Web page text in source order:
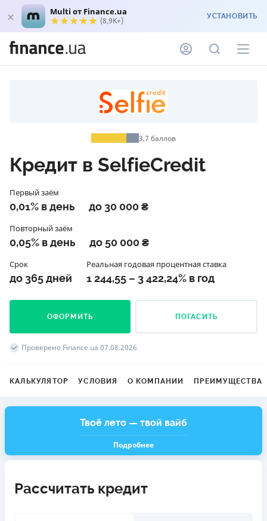
Multi от Finance.ua
(8,9K+) УСТАНОВИТЬ
3,7 баллов
Кредит в SelfieCredit
Первый заём
0,01% в день до 30 000 ₴
Повторный заём
0,05% в день до 50 000 ₴
Срок
до 365 дней
Реальная годовая процентная ставка
1 244,55 – 3 422,24% в год
ОФОРМИТЬ ПОГАСИТЬ
Проверено Finance.ua 07.08.2026
КАЛЬКУЛЯТОР УСЛОВИЯ О КОМПАНИИ ПРЕИМУЩЕСТВА
Твоё лето — твой вайб
Подробнее
Рассчитать кредит